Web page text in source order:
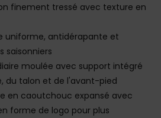
finement tressé avec texture en
uniforme, antidérapante et
saisonniers
moulée avec support intégré
du talon et de l'avant-pied
en caoutchouc expansé avec
forme de logo pour plus